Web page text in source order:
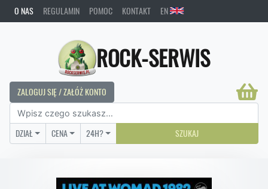
O NAS REGULAMIN POMOC KONTAKT EN
ROCK-SERWIS
ZALOGUJ SIĘ / ZAŁÓŻ KONTO
DZIAŁ CENA 24H? SZUKAJ